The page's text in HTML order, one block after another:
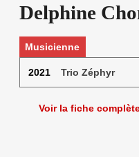
Delphine
Musicienne
2021 Trio Zéphyr
Voir la fiche